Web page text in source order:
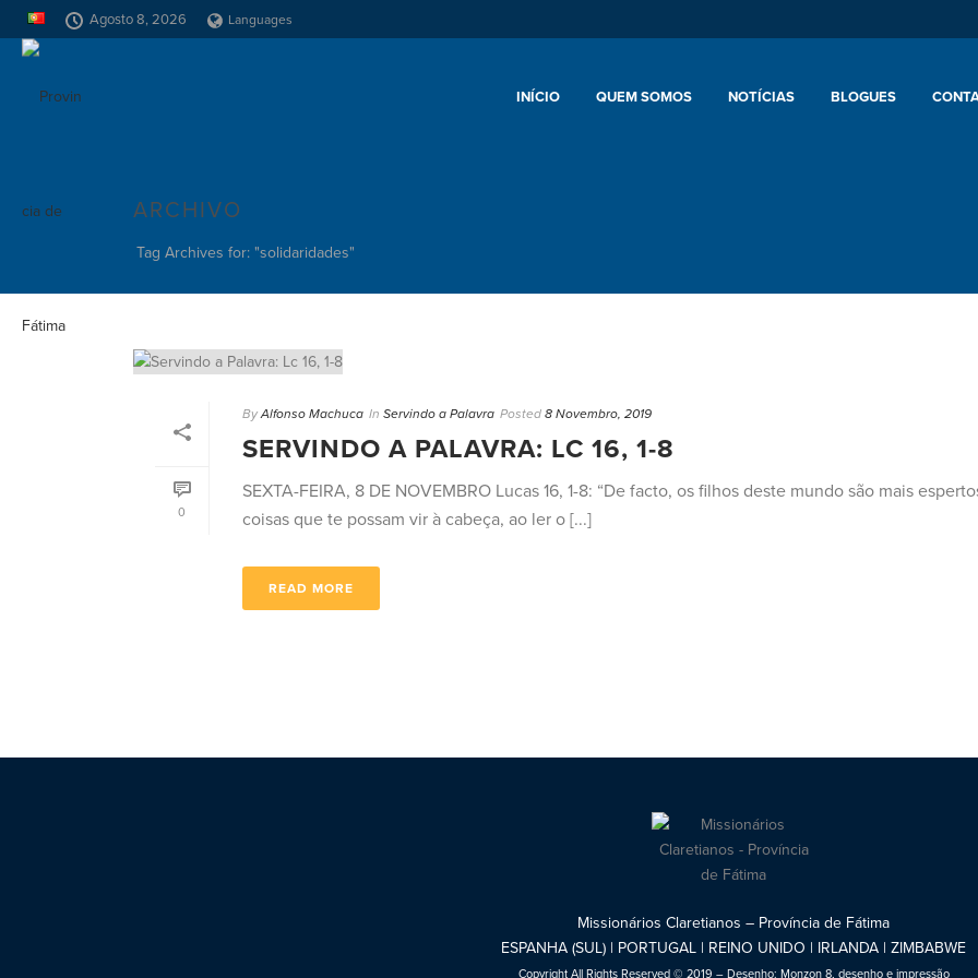
Agosto 8, 2026 Languages
INÍCIO QUEM SOMOS NOTÍCIAS BLOGUES
ARCHIVO
Tag Archives for: "solidaridades"
0
By Alfonso Machuca In Servindo a Palavra Posted 8 Novembro, 2019
SERVINDO A PALAVRA: LC 16, 1-8
SEXTA-FEIRA, 8 DE NOVEMBRO Lucas 16, 1-8: “De facto, os filhos deste mundo são mais
coisas que te possam vir à cabeça, ao ler o [...]
READ MORE
Missionários Claretianos – Província de Fátima
ESPANHA (SUL) | PORTUGAL | REINO UNIDO | IRLANDA | ZIMBABWE
Copyright All Rights Reserved © 2019 – Desenho: Monzon 8, desenho e impressão